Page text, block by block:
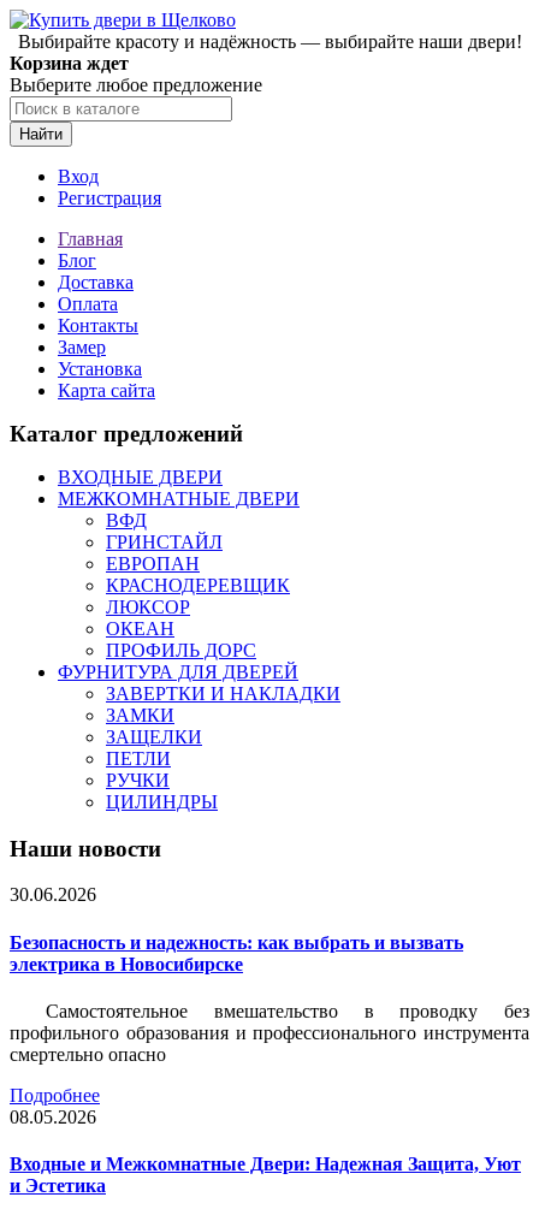
Выбирайте красоту и надёжность — выбирайте наши двери!
Корзина ждет
Выберите любое предложение
Найти
Вход
Регистрация
Главная
Блог
Доставка
Оплата
Контакты
Замер
Установка
Карта сайта
Каталог предложений
ВХОДНЫЕ ДВЕРИ
МЕЖКОМНАТНЫЕ ДВЕРИ
ВФД
ГРИНСТАЙЛ
ЕВРОПАН
КРАСНОДЕРЕВЩИК
ЛЮКСОР
ОКЕАН
ПРОФИЛЬ ДОРС
ФУРНИТУРА ДЛЯ ДВЕРЕЙ
ЗАВЕРТКИ И НАКЛАДКИ
ЗАМКИ
ЗАЩЕЛКИ
ПЕТЛИ
РУЧКИ
ЦИЛИНДРЫ
Наши новости
30.06.2026
Безопасность и надежность: как выбрать и вызвать
электрика в Новосибирске
Самостоятельное вмешательство в проводку без
профильного образования и профессионального инструмента
смертельно опасно
Подробнее
08.05.2026
Входные и Межкомнатные Двери: Надежная Защита, Уют
и Эстетика